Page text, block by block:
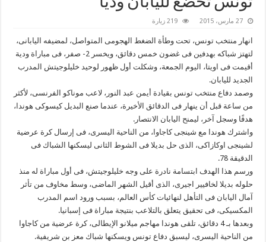
27 مارس، 2015 219 زيارة
انهار منتخب تونس، تحت وطأة الضغط الهجومى المتواصل، لمضيفه اليابانى،
لتهتز شباكه بهدفين فى غضون خمس دقائق، ويخسر 2- صفر، فى مباراة ودية
أقيمت فى اويتا، اليوم الجمعة، وشكلت أول ظهور لوحيد خليلوجيتش المدرب
الجديد لليابان.
وصمد دفاع منتخب تونس بقيادة أيمن عبد النور، لاعب موناكو الفرنسى، لأكثر
من ساعة قبل أن ينهار فى الدقائق الأخيرة، عندما صنع البديل كيسوكى هوندا،
هدفًا وسجل آخر، ليمنح اليابان الانتصار.
واشترك هوندا مع شينجى كاجاوا، من الناحية اليسرى، فى إرسال كرة عرضية
لشينجى اوكازاكى، الذى حل بديلا فى الشوط الثانى ليسكنها الشباك فى
الدقيقة 78.
ورسم هذا الهدف ابتسامة نادرة على وجه خليلوجيتش، فى أول مباراة له منذ
حلوله بديلا لخافيير اجيرى، الذى أقيل الشهر الماضى، وسط مخاوف من تأثر
آمال اليابان فى التأهل لنهائيات كأس العالم، بسبب ورود اسم المدرب
المكسيكى، فى تحقيق يتعلق بالتلاعب بنتيجة مباراة فى إسبانيا.
وبعدها بـ 4 دقائق، تلقى هوندا مهاجم ميلانو الإيطالى، كرة عرضية من كاجاوا
من الناحية اليسرى، ليسبق دفاع تونس ويسكنها شباك معز بن شريفية.